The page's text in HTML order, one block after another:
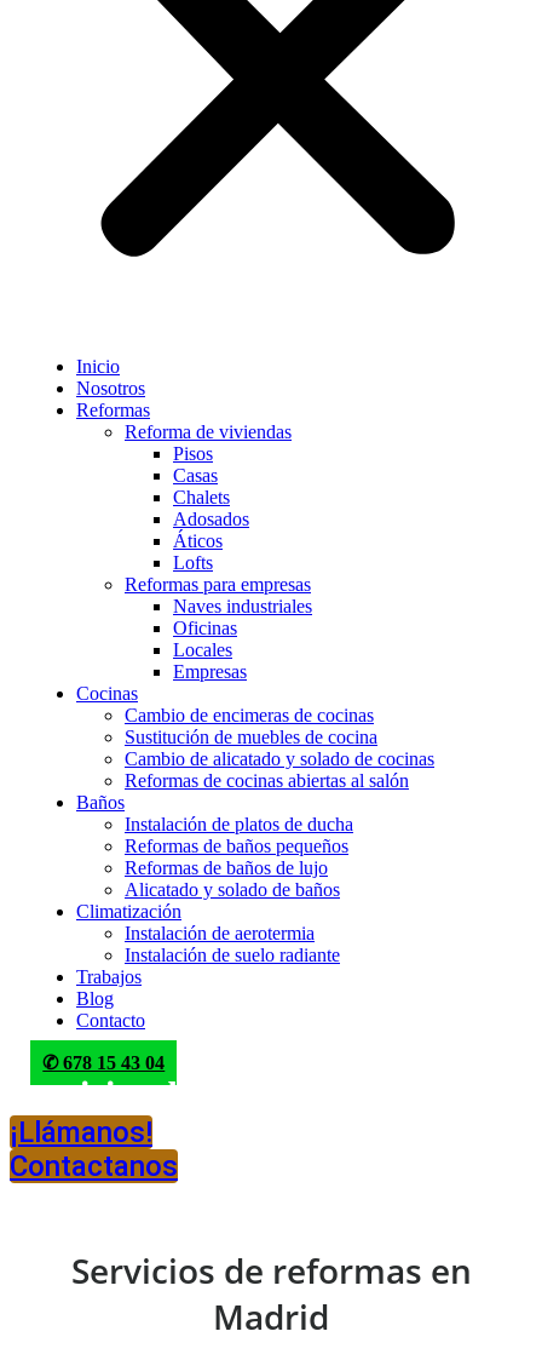
Inicio
Nosotros
Reformas
Reforma de viviendas
Pisos
Casas
Chalets
Adosados
Áticos
Lofts
Reformas para empresas
Naves industriales
Oficinas
Locales
Empresas
Cocinas
Cambio de encimeras de cocinas
Sustitución de muebles de cocina
Cambio de alicatado y solado de cocinas
Reformas de cocinas abiertas al salón
Baños
Instalación de platos de ducha
Reformas de baños pequeños
Reformas de baños de lujo
Alicatado y solado de baños
Climatización
Instalación de aerotermia
Instalación de suelo radiante
Trabajos
Blog
Contacto
✆ 678 15 43 04
Servicios de reformas en Madrid
¡Llámanos!
Contactanos
Servicios de reformas en
Madrid